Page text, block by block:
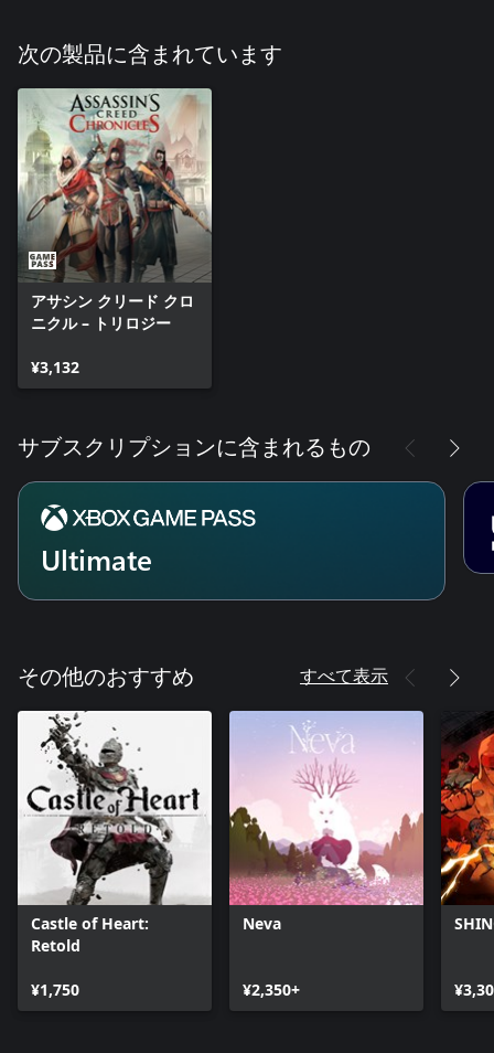
次の製品に含まれています
アサシン クリード クロ
ニクル – トリロジー
¥3,132
サブスクリプションに含まれるもの
Ultimate
その他のおすすめ すべて表示
Castle of Heart:
Retold
¥1,750
Neva
¥2,350+